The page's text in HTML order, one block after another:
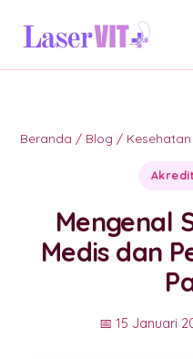
Beranda / Blog / Kesehatan
Mengenal
Medis dan
📅 15 Januari